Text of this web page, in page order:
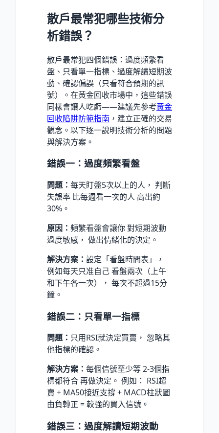
散戶最常犯哪些技術分
析錯誤？
散戶最常犯四個錯誤：過度頻繁看
盤、只看單一指標、過度解讀短期波
動、確認偏誤（只看符合預期的訊
號）。在黃金回收市場中，這些錯誤
同樣會讓人吃虧——建議先參考黃金
回收陷阱防範指南 ，建立正確的交易
觀念。以下逐一說明技術分析的問題
與解決方案。
錯誤一：過度頻繁看盤
問題： 每天盯盤5次以上的人， 判斷
失誤率 比每週看一次的人 高出約
30%。
原因： 頻繁看盤會讓你 對短期波動
過度敏感， 做出情緒化的決定。
解決方案： 設定「看盤時間表」，
例如每天只准自己 看盤兩次（上午
和下午各一次）， 每次不超過15分
鐘。
錯誤二：只看單一指標
問題： 只用RSI就決定買賣， 忽略其
他指標的確認。
解決方案： 每個信號至少等 2-3個指
標都符合 再做決定。 例如： RSI超
賣 + MA50接近支撐 + MACD柱狀圖
由負轉正 = 較強的買入信號。
錯誤三：過度解讀短期波動